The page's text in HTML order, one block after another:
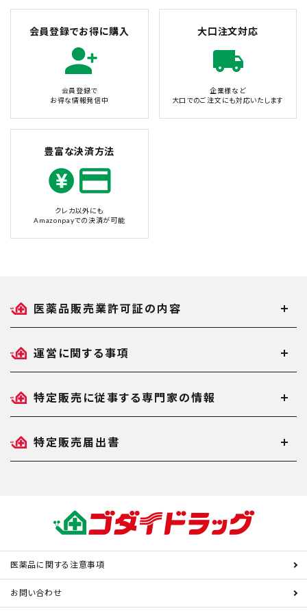
会員登録でお得に購入
会員登録で
お得な情報発信中
大口注文対応
企業様など
大口でのご注文にも対応いたします
豊富な決済方法
クレカ以外にも
Amazonpayでの決済が可能
医薬品販売業許可証の内容
運営に関する事項
特定販売に従事する専門家の情報
特定販売届出書
医薬品に関する注意事項
お問い合わせ